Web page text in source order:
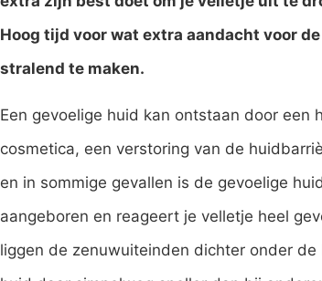
Hoog tijd voor wat extra aandacht voor
stralend te maken.
Een gevoelige huid kan ontstaan door een
cosmetica, een verstoring van de
en in sommige gevallen is de gevoelige
aangeboren en reageert je velletje heel
liggen de zenuwuiteinden dichter onder